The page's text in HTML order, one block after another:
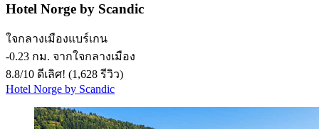
Hotel Norge by Scandic
ใจกลางเมืองแบร์เกน
‐0.23 กม. จากใจกลางเมือง
8.8/10 ดีเลิศ! (1,628 รีวิว)
Hotel Norge by Scandic